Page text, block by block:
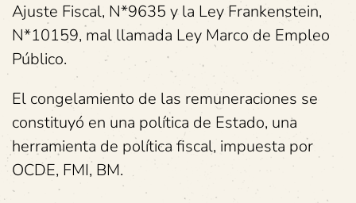
Ajuste Fiscal, N*9635 y la Ley Frankenstein,
N*10159, mal llamada Ley Marco de Empleo
Público.
El congelamiento de las remuneraciones se
constituyó en una política de Estado, una
herramienta de política fiscal, impuesta por
OCDE, FMI, BM.